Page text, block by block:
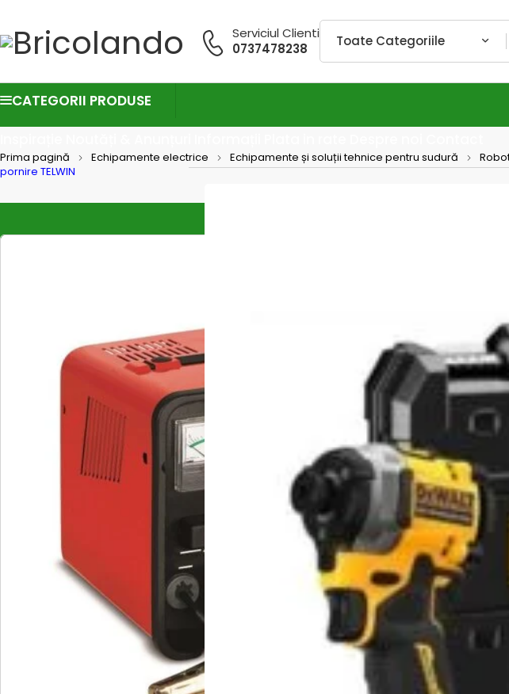
Serviciul Clienti
0737478238
CATEGORII PRODUSE
Prima pagină Echipamente electrice Echipamente și soluții tehnice pentru sudură
pornire TELWIN